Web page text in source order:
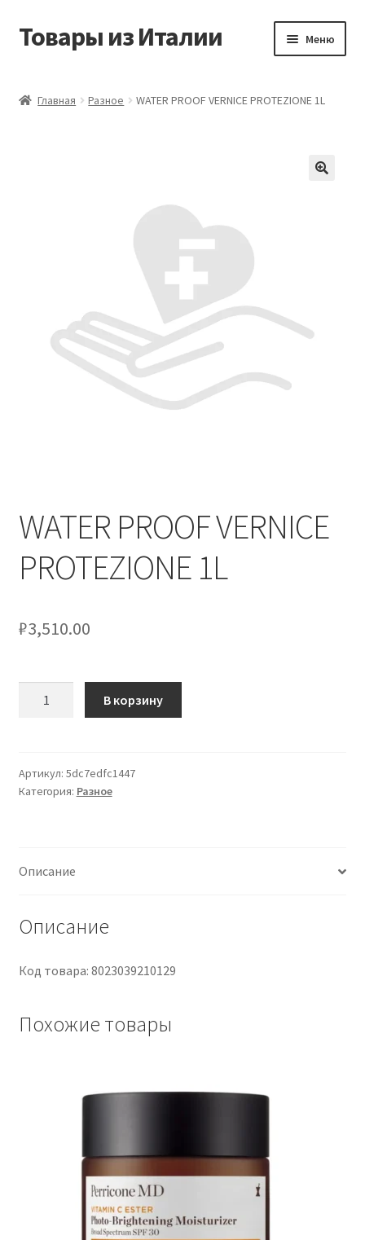
Перейти
Перейти
Товары из Италии Меню
Оставить отзыв
Оформление заказа
Главная Разное WATER PROOF VERNICE PROTEZIONE 1L
WATER PROOF VERNICE
PROTEZIONE 1L
₽3,510.00
VERNICE
PROTEZIONE
В корзину
Артикул: 5dc7edfc1447
Категория: Разное
Описание
Описание
Код товара: 8023039210129
Похожие товары